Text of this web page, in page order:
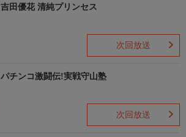
吉田優花 清純プリンセス
次回放送
パチンコ激闘伝!実戦守山塾
次回放送